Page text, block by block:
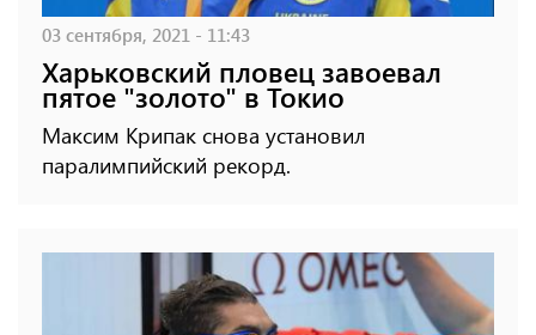
03 сентября, 2021 - 11:43
Харьковский пловец завоевал
пятое "золото" в Токио
Максим Крипак снова установил
паралимпийский рекорд.